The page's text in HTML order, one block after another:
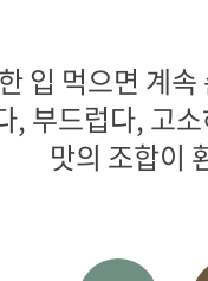
입 먹으면 계
, 부드럽다, 고
맛의 조합이